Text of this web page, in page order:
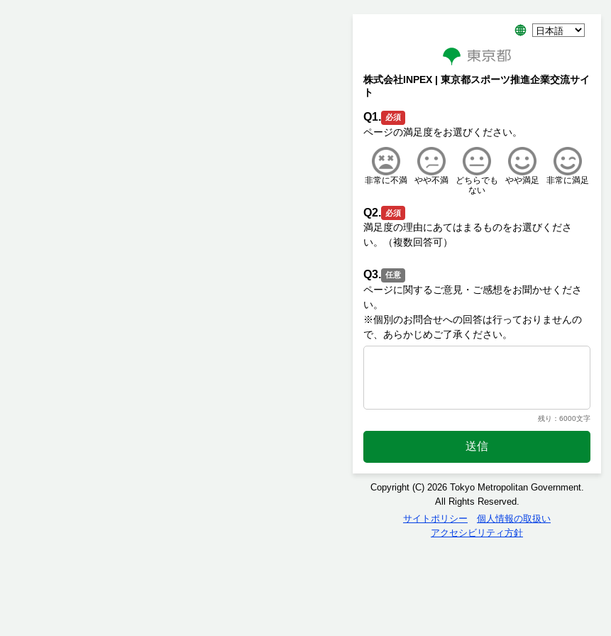
株式会社INPEX | 東京都スポーツ推進企業交流サイ
ト
Q1. 必須
非常に不満 やや不満
どちらでも
ない
やや満足 非常に満足
Q2. 必須
満足度の理由にあてはまるものをお選びくださ
Q3. 任意
ページに関するご意見・ご感想をお聞かせくださ
い。
※個別のお問合せへの回答は行っておりませんの
残り：6000文字
送信
Copyright (C) 2026 Tokyo Metropolitan Government.
All Rights Reserved.
サイトポリシー
個人情報の取扱い
アクセシビリティ方針